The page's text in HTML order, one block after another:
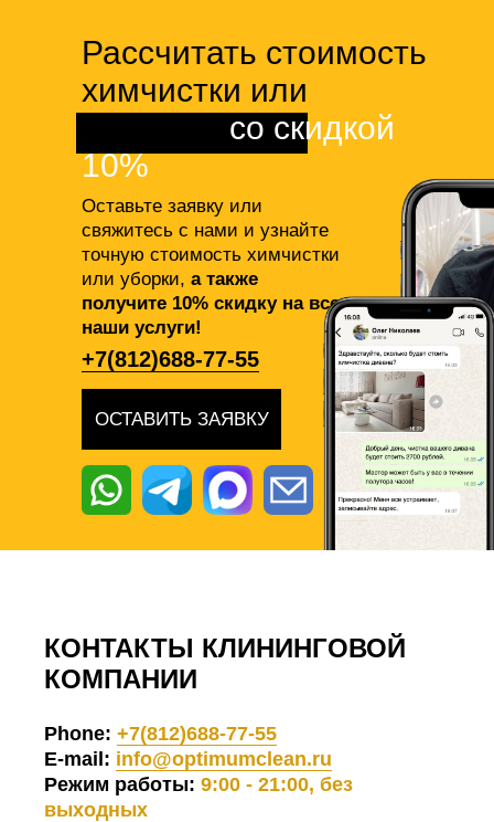
Оставьте заявку или
свяжитесь с нами и узнайте
точную стоимость химчистки
или уборки, а также
получите 10% скидку на все
наши услуги!
Рассчитать стоимость
химчистки или
со скидкой
10%
ОСТАВИТЬ ЗАЯВКУ
+7(812)688-77-55
КОНТАКТЫ КЛИНИНГОВОЙ
КОМПАНИИ
Phone: +7(812)688-77-55
E-mail: info@optimumclean.ru
Режим работы: 9:00 - 21:00, без
выходных